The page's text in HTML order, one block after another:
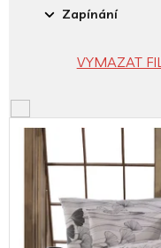
Zapínání
VYMAZAT
V